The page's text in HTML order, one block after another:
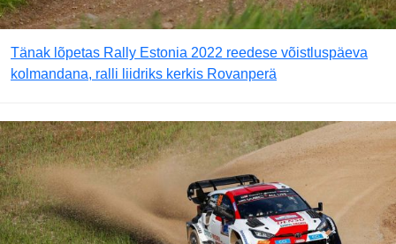
Tänak lõpetas Rally Estonia 2022 reedese võistluspäeva
kolmandana, ralli liidriks kerkis Rovanperä